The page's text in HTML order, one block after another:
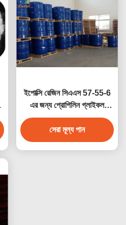
ইপোক্সি রেজিন সিএএস 57-55-6
এর জন্য প্রোপিলিন গ্লাইকল
ইন্ডাস্ট্রিয়াল গ্রেড কেমিক্যালস পিজি
সেরা মূল্য পান